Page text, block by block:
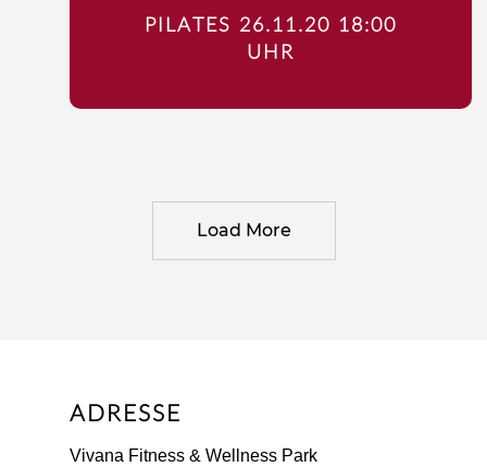
PILATES 26.11.20 18:00
UHR
Load More
ADRESSE
Vivana Fitness & Wellness Park